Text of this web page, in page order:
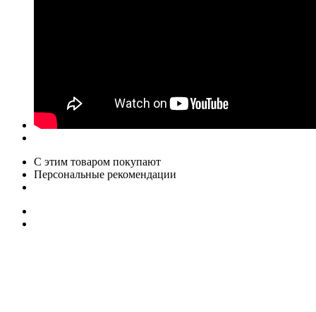
С этим товаром покупают
Персональные рекомендации